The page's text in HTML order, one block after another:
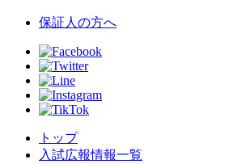
保証人の方へ
トップ
入試広報情報一覧